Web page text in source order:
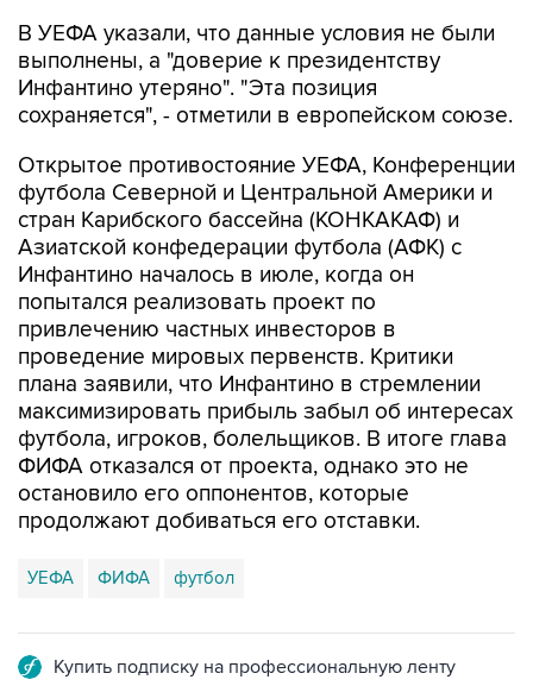
В УЕФА указали, что данные условия не были
выполнены, а "доверие к президентству
Инфантино утеряно". "Эта позиция
сохраняется", - отметили в европейском союзе.
Открытое противостояние УЕФА, Конференции
футбола Северной и Центральной Америки и
стран Карибского бассейна (КОНКАКАФ) и
Азиатской конфедерации футбола (АФК) с
Инфантино началось в июле, когда он
попытался реализовать проект по
привлечению частных инвесторов в
проведение мировых первенств. Критики
плана заявили, что Инфантино в стремлении
максимизировать прибыль забыл об интересах
футбола, игроков, болельщиков. В итоге глава
ФИФА отказался от проекта, однако это не
остановило его оппонентов, которые
продолжают добиваться его отставки.
УЕФА ФИФА футбол
Купить подписку на профессиональную ленту